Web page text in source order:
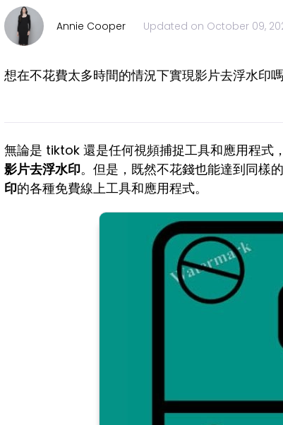
Annie Cooper Updated on October 09,
想在不花費太多時間的情況下實現影片去浮水印
無論是 tiktok 還是任何視頻捕捉工具和應用程式
影片去浮水印。但是，既然不花錢也能達到同樣
印的各種免費線上工具和應用程式。